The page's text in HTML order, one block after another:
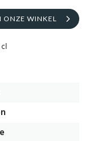
ONZE WINKEL